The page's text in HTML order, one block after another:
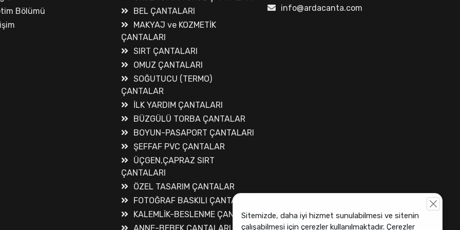
Bölümü
BEL ÇANTALARI
MAKYAJ ve KOZMETİK
ÇANTALARI
SIRT ÇANTALARI
OMUZ ÇANTALARI
SOĞUTUCU (TERMO)
ÇANTALAR
İLK YARDIM ÇANTALARI
BÜZGÜLÜ TORBA ÇANTALAR
BOYUN-PASAPORT ÇANTALARI
ŞEFFAF PVC ÇANTALAR
ÜÇGEN,ÇAPRAZ SIRT
ÇANTALARI
ÖZEL TASARIM ÇANTALAR
FOTOĞRAF BASKILI ÇANTALAR
KALEMLİK-BESLENME ÇANTASI
info@ardacanta.com
Sitemizde, daha iyi hizmet sunulabilmesi ve sitenin
çalışabilmesi için çerezler kullanılmaktadır. Çerezler